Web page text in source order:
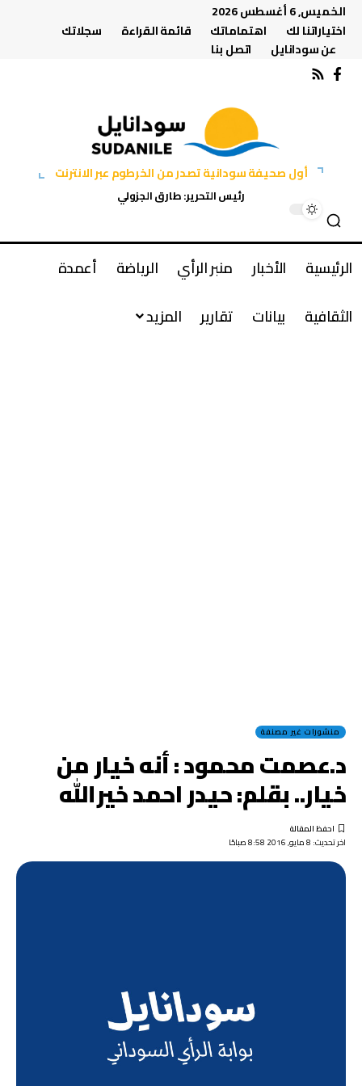
الخميس, 6 أغسطس 2026
اختياراتنا لك
اهتماماتك قائمة القراءة
سجلاتك
عن سودانايل
اتصل بنا
أول صحيفة سودانية تصدر من الخرطوم عبر الانترنت
رئيس التحرير: طارق الجزولي
الرئيسية الأخبار منبر الرأي الرياضة
أعمدة
الثقافية
بيانات تقارير المزيد
منشورات غير مصنفة
د.عصمت محمود : أنه خيار من
خيار.. بقلم: حيدر احمد خيرالله
اخر تحديث: 8 مايو, 2016 8:58 صباحًا